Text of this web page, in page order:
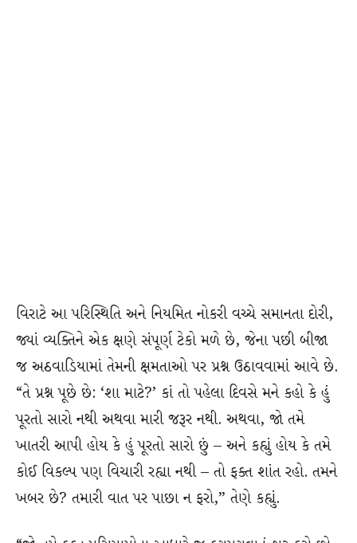
વિરાટે આ પરિસ્થિતિ અને નિયમિત નોકરી વચ્ચે સમાનતા દોરી,
જ્યાં વ્યક્તિને એક ક્ષણે સંપૂર્ણ ટેકો મળે છે, જેના પછી બીજા
જ અઠવાડિયામાં તેમની ક્ષમતાઓ પર પ્રશ્ન ઉઠાવવામાં આવે છે.
“તે પ્રશ્ન પૂછે છે: ‘શા માટે?’ કાં તો પહેલા દિવસે મને કહો કે હું
પૂરતો સારો નથી અથવા મારી જરૂર નથી. અથવા, જો તમે
ખાતરી આપી હોય કે હું પૂરતો સારો છું – અને કહ્યું હોય કે તમે
કોઈ વિકલ્પ પણ વિચારી રહ્યા નથી – તો ફક્ત શાંત રહો. તમને
ખબર છે? તમારી વાત પર પાછા ન ફરો,” તેણે કહ્યું.